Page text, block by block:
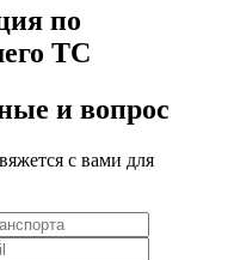
по
ТС
и вопрос
с вами для